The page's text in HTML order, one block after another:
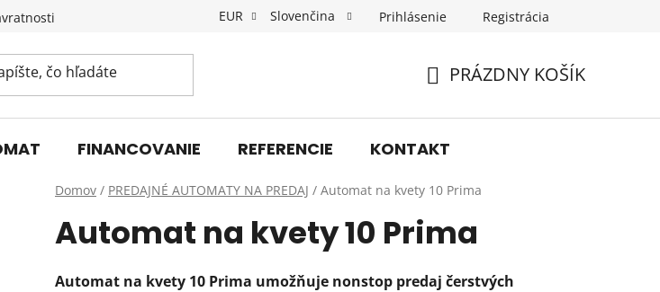
KONTAKT Obchodné podmienky Podmienky ochrany osobných
EUR Slovenčina Prihlásenie Registrácia
KOŠÍK
PRÁZDNY KOŠÍK
FINANCOVANIE REFERENCIE KONTAKT
Domov / PREDAJNÉ AUTOMATY NA PREDAJ / Automat na kvety 10 Prima
Automat na kvety 10 Prima
Automat na kvety 10 Prima umožňuje nonstop predaj čerstvých